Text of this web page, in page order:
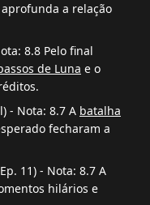
a relação
8.8 Pelo final
de Luna e o
- Nota: 8.7 A batalha
fecharam a
11) - Nota: 8.7 A
hilários e